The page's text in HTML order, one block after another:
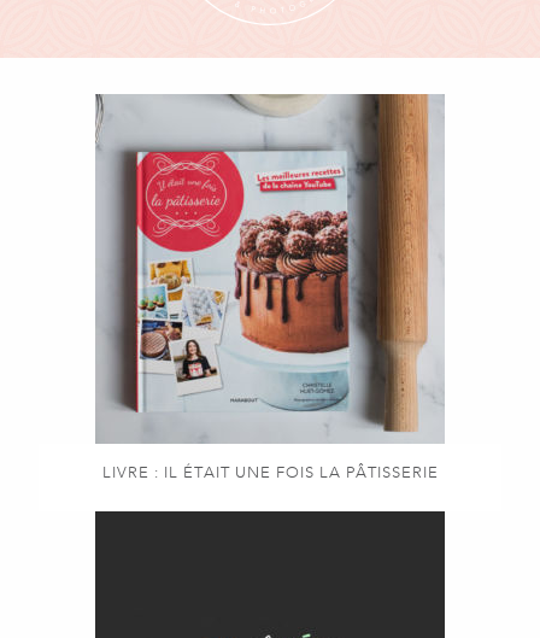
LIVRE : IL ÉTAIT UNE FOIS LA PÂTISSERIE